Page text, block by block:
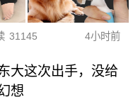
31145 4小时前
大这次出手，没给
想